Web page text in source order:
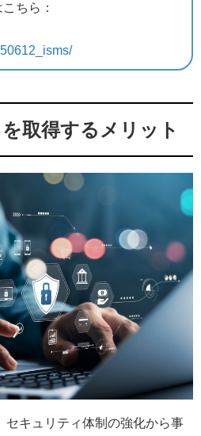
ちら：
取得するメリット
セキュリティ体制の強化から事